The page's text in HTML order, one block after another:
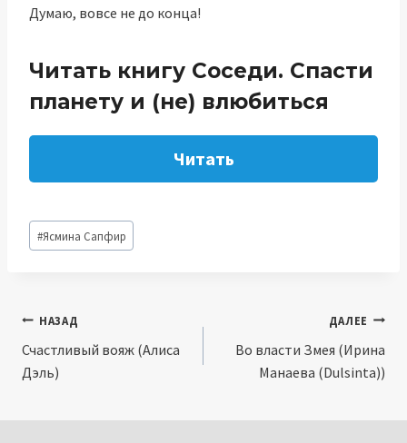
Думаю, вовсе не до конца!
Читать книгу Соседи. Спасти
планету и (не) влюбиться
Читать
Метки
записи:
#Ясмина Сапфир
Навигация
по
НАЗАД
Счастливый вояж (Алиса
Дэль)
ДАЛЕЕ
Во власти Змея (Ирина
Манаева (Dulsinta))